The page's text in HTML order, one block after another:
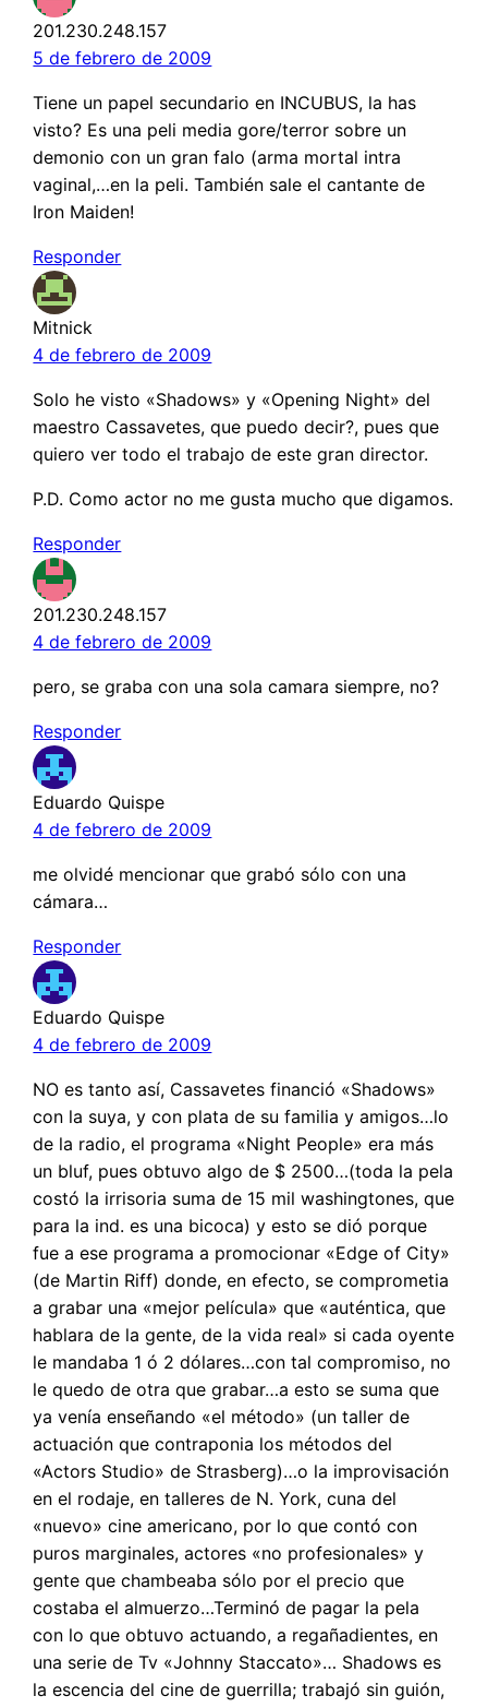
201.230.248.157
5 de febrero de 2009
Tiene un papel secundario en INCUBUS, la has
visto? Es una peli media gore/terror sobre un
demonio con un gran falo (arma mortal intra
vaginal,…en la peli. También sale el cantante de
Iron Maiden!
Responder
Mitnick
4 de febrero de 2009
Solo he visto «Shadows» y «Opening Night» del
maestro Cassavetes, que puedo decir?, pues que
quiero ver todo el trabajo de este gran director.
P.D. Como actor no me gusta mucho que digamos.
Responder
201.230.248.157
4 de febrero de 2009
pero, se graba con una sola camara siempre, no?
Responder
Eduardo Quispe
4 de febrero de 2009
me olvidé mencionar que grabó sólo con una
cámara…
Responder
Eduardo Quispe
4 de febrero de 2009
NO es tanto así, Cassavetes financió «Shadows»
con la suya, y con plata de su familia y amigos…lo
de la radio, el programa «Night People» era más
un bluf, pues obtuvo algo de $ 2500…(toda la pela
costó la irrisoria suma de 15 mil washingtones, que
para la ind. es una bicoca) y esto se dió porque
fue a ese programa a promocionar «Edge of City»
(de Martin Riff) donde, en efecto, se comprometia
a grabar una «mejor película» que «auténtica, que
hablara de la gente, de la vida real» si cada oyente
le mandaba 1 ó 2 dólares…con tal compromiso, no
le quedo de otra que grabar…a esto se suma que
ya venía enseñando «el método» (un taller de
actuación que contraponia los métodos del
«Actors Studio» de Strasberg)…o la improvisación
en el rodaje, en talleres de N. York, cuna del
«nuevo» cine americano, por lo que contó con
puros marginales, actores «no profesionales» y
gente que chambeaba sólo por el precio que
costaba el almuerzo…Terminó de pagar la pela
con lo que obtuvo actuando, a regañadientes, en
una serie de Tv «Johnny Staccato»… Shadows es
la escencia del cine de guerrilla; trabajó sin guión,